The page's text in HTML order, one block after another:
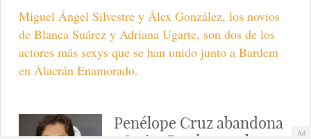
Miguel Ángel Silvestre y Álex González, los novios
de Blanca Suárez y Adriana Ugarte, son dos de los
actores más sexys que se han unido junto a Bardem
en Álacrán Enamorado.
Penélope Cruz abandona
Ad